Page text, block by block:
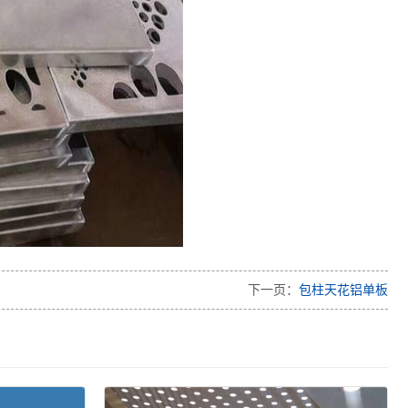
下一页： 包柱天花铝单板